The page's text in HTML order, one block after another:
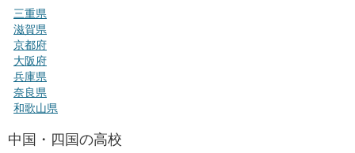
三重県
滋賀県
京都府
大阪府
兵庫県
奈良県
和歌山県
中国・四国の高校